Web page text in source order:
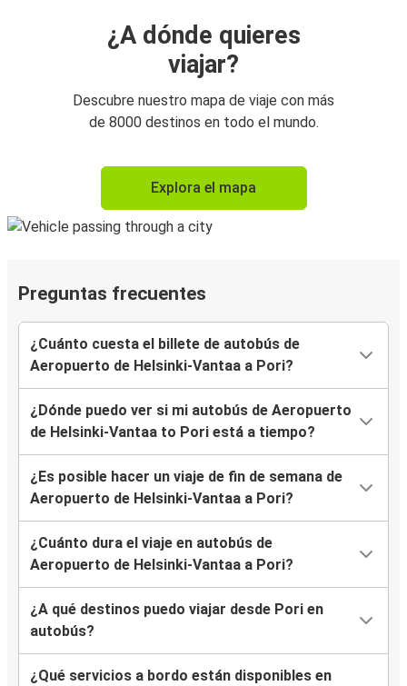
¿A dónde quieres
viajar?
Descubre nuestro mapa de viaje con más
de 8000 destinos en todo el mundo.
Explora el mapa
Preguntas frecuentes
¿Cuánto cuesta el billete de autobús de
Aeropuerto de Helsinki-Vantaa a Pori?
¿Dónde puedo ver si mi autobús de Aeropuerto
de Helsinki-Vantaa to Pori está a tiempo?
¿Es posible hacer un viaje de fin de semana de
Aeropuerto de Helsinki-Vantaa a Pori?
¿Cuánto dura el viaje en autobús de
Aeropuerto de Helsinki-Vantaa a Pori?
¿A qué destinos puedo viajar desde Pori en
autobús?
¿Qué servicios a bordo están disponibles en